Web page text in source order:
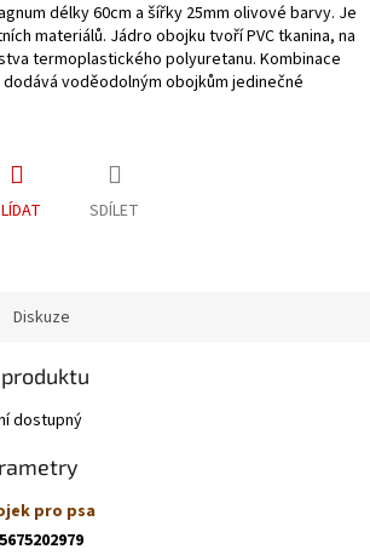
délky 60cm a šířky 25mm olivové barvy. Je
materiálů. Jádro obojku tvoří PVC tkanina, na
termoplastického polyuretanu. Kombinace
voděodolným obojkům jedinečné
SDÍLET
Diskuze
dostupný
pro psa